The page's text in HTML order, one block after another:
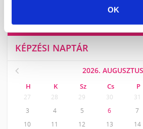
OK
KÉPZÉSI NAPTÁR
2026. AUGUSZTUS
H K Sz Cs P
27 28 29 30 31
3
4 5 6 7
10
11 12 13 14